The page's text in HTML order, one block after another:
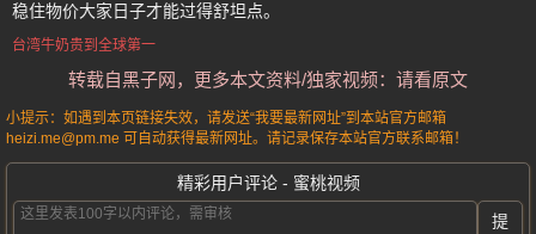
稳住物价大家日子才能过得舒坦点。
台湾牛奶贵到全球第一
转载自黑子网，更多本文资料/独家视频：请看原文
小提示：如遇到本页链接失效，请发送“我要最新网址”到本站官方邮箱
heizi.me@pm.me 可自动获得最新网址。请记录保存本站官方联系邮箱！
精彩用户评论 - 蜜桃视频
提